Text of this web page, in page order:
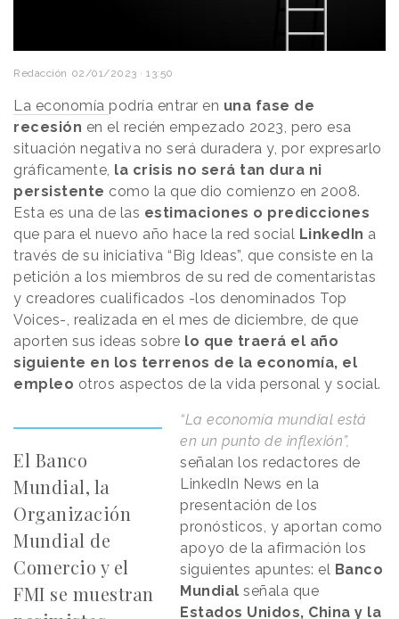
Redacción 02/01/2023 · 13:50
La economía podría entrar en una fase de
recesión en el recién empezado 2023, pero esa
situación negativa no será duradera y, por expresarlo
gráficamente, la crisis no será tan dura ni
persistente como la que dio comienzo en 2008.
Esta es una de las estimaciones o predicciones
que para el nuevo año hace la red social LinkedIn a
través de su iniciativa “Big Ideas”, que consiste en la
petición a los miembros de su red de comentaristas
y creadores cualificados -los denominados Top
Voices-, realizada en el mes de diciembre, de que
aporten sus ideas sobre lo que traerá el año
siguiente en los terrenos de la economía, el
empleo otros aspectos de la vida personal y social.
El Banco
Mundial, la
Organización
Mundial de
Comercio y el
FMI se muestran
“La economía mundial está
en un punto de inflexión”,
señalan los redactores de
LinkedIn News en la
presentación de los
pronósticos, y aportan como
apoyo de la afirmación los
siguientes apuntes: el Banco
Mundialseñala que
Estados Unidos, China y la